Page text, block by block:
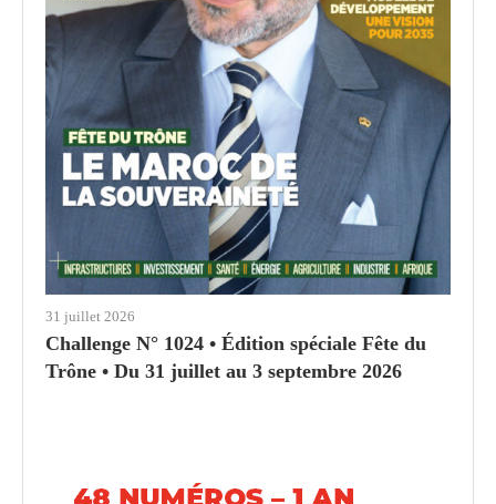
31 juillet 2026
Challenge N° 1024 • Édition spéciale Fête du
Trône • Du 31 juillet au 3 septembre 2026